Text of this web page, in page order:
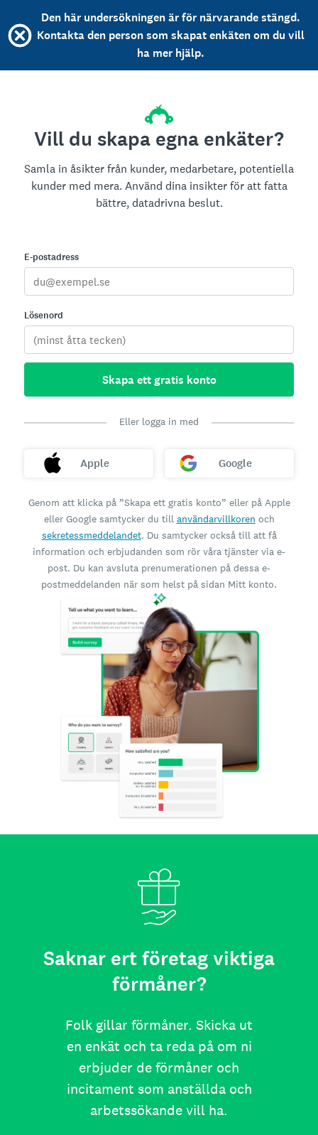
Den här undersökningen är för närvarande stängd.
Kontakta den person som skapat enkäten om du vill
ha mer hjälp.
Vill du skapa egna enkäter?
Samla in åsikter från kunder, medarbetare, potentiella
kunder med mera. Använd dina insikter för att fatta
bättre, datadrivna beslut.
E-postadress
Lösenord
Skapa ett gratis konto
Eller logga in med
Apple Google
Genom att klicka på ”Skapa ett gratis konto” eller på Apple
eller Google samtycker du till användarvillkoren och
sekretessmeddelandet. Du samtycker också till att få
information och erbjudanden som rör våra tjänster via e-
post. Du kan avsluta prenumerationen på dessa e-
postmeddelanden när som helst på sidan Mitt konto.
Saknar ert företag viktiga
förmåner?
Folk gillar förmåner. Skicka ut
en enkät och ta reda på om ni
erbjuder de förmåner och
incitament som anställda och
arbetssökande vill ha.